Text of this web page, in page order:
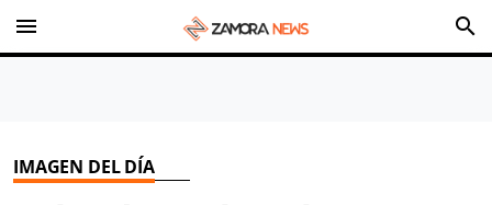
menu search
IMAGEN DEL DÍA